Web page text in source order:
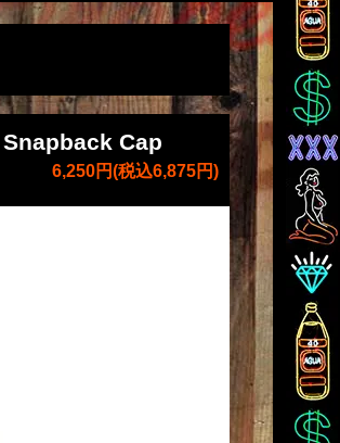
Cap
6,250円(税込6,875円)